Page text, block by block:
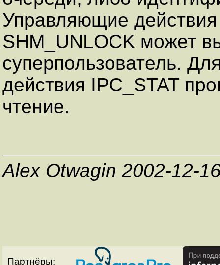
Управляющие
SHM_UNLOCK может
суперпользователь.
действия IPC_STAT
чтение.
Alex Otwagin 2002-12-
Партнёры: